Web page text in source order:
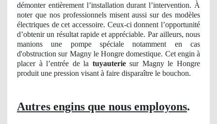
démonter entièrement l’installation durant l’intervention. À
noter que nos professionnels misent aussi sur des modèles
électriques de cet accessoire. Ceux-ci donnent l’opportunité
d’obtenir un résultat rapide et appréciable. Par ailleurs, nous
manions une pompe spéciale notamment en cas
d'obstruction sur Magny le Hongre domestique. Cet engin à
placer à l’entrée de la tuyauteriesur Magny le Hongre
produit une pression visant à faire disparaître le bouchon.
Autres engins que nous employons.